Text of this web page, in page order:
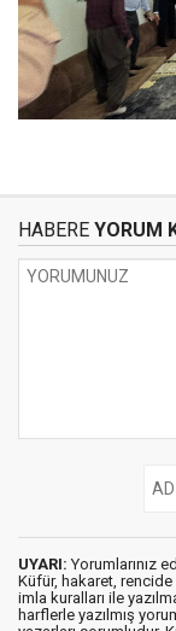
HABERE YORUM
UYARI: Yorumlarınız
Küfür, hakaret, rencide
imla kuralları ile
harflerle yazılmış